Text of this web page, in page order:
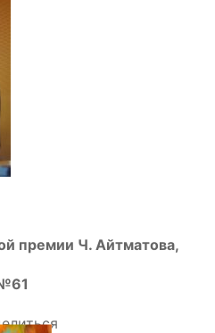
премии Ч. Айтматова,